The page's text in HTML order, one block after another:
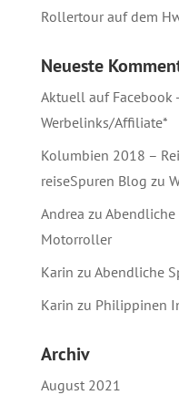
Rollertour auf dem
Neueste
Aktuell auf Facebook
Werbelinks/Affiliate*
Kolumbien 2018 –
reiseSpuren Blog zu
Andrea zu
Motorroller
Karin zu Abendliche
Karin zu Philippinen
Archiv
August 2021